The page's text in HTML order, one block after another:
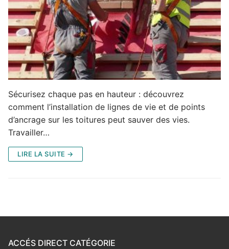
Sécurisez chaque pas en hauteur : découvrez
comment l’installation de lignes de vie et de points
d’ancrage sur les toitures peut sauver des vies.
Travailler…
LIRE LA SUITE →
ACCÉS DIRECT CATÉGORIE